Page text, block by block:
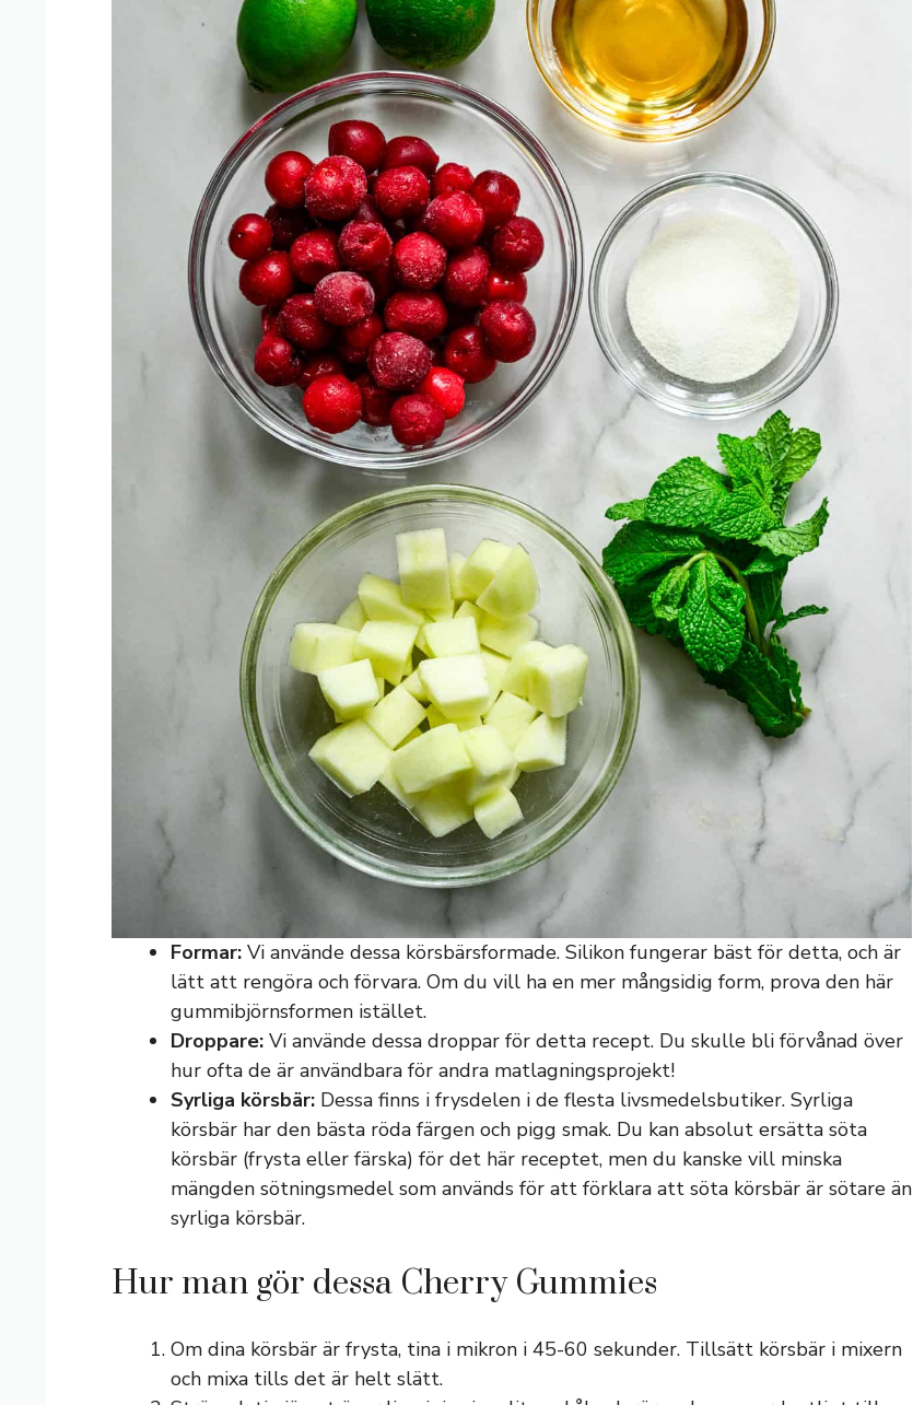
Formar: Vi använde dessa körsbärsformade. Silikon fungerar bäst för detta, och är
lätt att rengöra och förvara. Om du vill ha en mer mångsidig form, prova den här
gummibjörnsformen istället.
Droppare: Vi använde dessa droppar för detta recept. Du skulle bli förvånad över
hur ofta de är användbara för andra matlagningsprojekt!
Syrliga körsbär: Dessa finns i frysdelen i de flesta livsmedelsbutiker. Syrliga
körsbär har den bästa röda färgen och pigg smak. Du kan absolut ersätta söta
körsbär (frysta eller färska) för det här receptet, men du kanske vill minska
mängden sötningsmedel som används för att förklara att söta körsbär är sötare än
syrliga körsbär.
Hur man gör dessa Cherry Gummies
Om dina körsbär är frysta, tina i mikron i 45-60 sekunder. Tillsätt körsbär i mixern
och mixa tills det är helt slätt.